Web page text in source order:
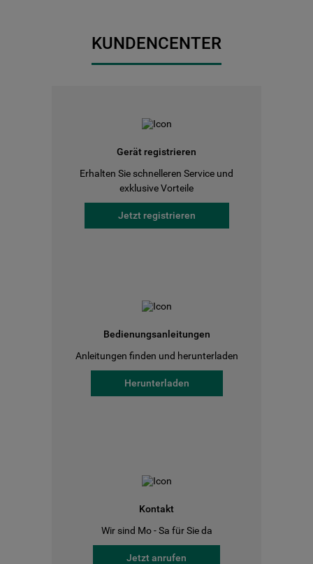
KUNDENCENTER
Gerät registrieren
Erhalten Sie schnelleren Service und
exklusive Vorteile
Jetzt registrieren
Bedienungsanleitungen
Anleitungen finden und herunterladen
Herunterladen
Kontakt
Wir sind Mo - Sa für Sie da
Jetzt anrufen